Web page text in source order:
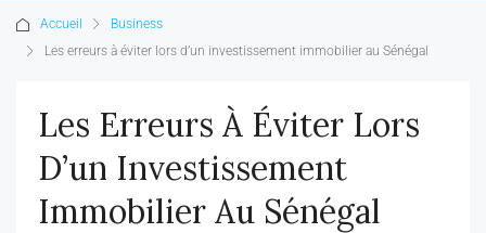
Accueil
Business
Les erreurs à éviter lors d’un investissement immobilier au Sénégal
Les Erreurs À Éviter Lors
D’un Investissement
Immobilier Au Sénégal